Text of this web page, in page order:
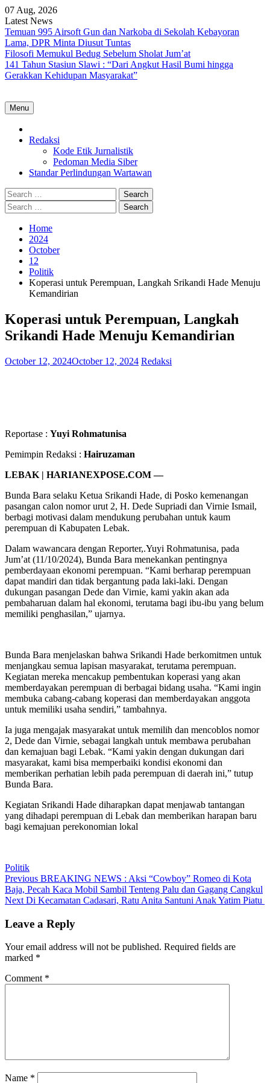
Skip
to
content
07 Aug, 2026
Latest News
Temuan 995 Airsoft Gun dan Narkoba di Sekolah Kebayoran
Lama, DPR Minta Diusut Tuntas
Filosofi Memukul Bedug Sebelum Sholat Jum’at
141 Tahun Stasiun Slawi : “Dari Angkut Hasil Bumi hingga
Gerakkan Kehidupan Masyarakat”
Menu
Redaksi
Kode Etik Jurnalistik
Pedoman Media Siber
Standar Perlindungan Wartawan
Search
for:
Search
for:
Home
2024
October
12
Politik
Koperasi untuk Perempuan, Langkah Srikandi Hade Menuju
Kemandirian
Koperasi untuk Perempuan, Langkah
Srikandi Hade Menuju Kemandirian
October 12, 2024October 12, 2024 Redaksi
Reportase : Yuyi Rohmatunisa
Pemimpin Redaksi : Hairuzaman
LEBAK | HARIANEXPOSE.COM —
Bunda Bara selaku Ketua Srikandi Hade, di Posko kemenangan
pasangan calon nomor urut 2, H. Dede Supriadi dan Virnie Ismail,
berbagi motivasi dalam mendukung perubahan untuk kaum
perempuan di Kabupaten Lebak.
Dalam wawancara dengan Reporter,.Yuyi Rohmatunisa, pada
Jum’at (11/10/2024), Bunda Bara menekankan pentingnya
pemberdayaan ekonomi perempuan. “Kami berharap perempuan
dapat mandiri dan tidak bergantung pada laki-laki. Dengan
dukungan pasangan Dede dan Virnie, kami yakin akan ada
pembaharuan dalam hal ekonomi, terutama bagi ibu-ibu yang belum
memiliki penghasilan,” ujarnya.
Bunda Bara menjelaskan bahwa Srikandi Hade berkomitmen untuk
menjangkau semua lapisan masyarakat, terutama perempuan.
Kegiatan mereka mencakup pembentukan koperasi yang akan
memberdayakan perempuan di berbagai bidang usaha. “Kami ingin
membuka cabang-cabang koperasi dan memberdayakan anggota
untuk memiliki usaha sendiri,” tambahnya.
Ia juga mengajak masyarakat untuk memilih dan mencoblos nomor
2, Dede dan Virnie, sebagai langkah untuk membawa perubahan
dan kemajuan bagi Lebak. “Kami yakin dengan dukungan dari
masyarakat, kami bisa memperbaiki kondisi ekonomi dan
memberikan perhatian lebih pada perempuan di daerah ini,” tutup
Bunda Bara.
Kegiatan Srikandi Hade diharapkan dapat menjawab tantangan
yang dihadapi perempuan di Lebak dan memberikan harapan baru
bagi kemajuan perekonomian lokal
Politik
Post
navigation
Previous Previous
post:
BREAKING NEWS : Aksi “Cowboy” Romeo di Kota
Baja, Pecah Kaca Mobil Sambil Tenteng Palu dan Gagang Cangkul
Next Next
Di Kecamatan Cadasari, Ratu Anita Santuni Anak Yatim Piatu
Leave a Reply
Your email address will not be published. Required fields are
marked *
Comment *
Name *